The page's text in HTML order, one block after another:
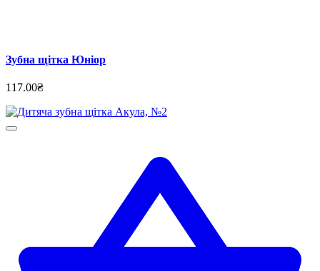
Зубна щітка Юніор
117.00₴